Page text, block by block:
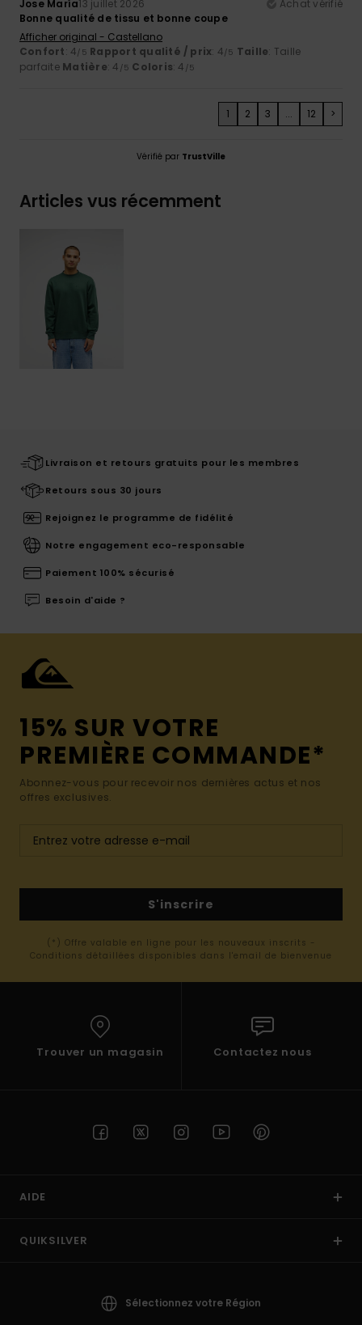
Jose María13 juillet 2026
Achat vérifié
Bonne qualité de tissu et bonne coupe
Afficher original - Castellano
Confort: 4/5 Rapport qualité / prix: 4/5 Taille: Taille
parfaite Matière: 4 /5 Coloris: 4 /5
1 2 3 ... 12 >
Vérifié par TrustVille
Articles vus récemment
Livraison et retours gratuits pour les membres
Retours sous 30 jours
Rejoignez le programme de fidélité
Notre engagement eco-responsable
Paiement 100% sécurisé
Besoin d'aide ?
15% SUR VOTRE
PREMIÈRE COMMANDE*
Abonnez-vous pour recevoir nos dernières actus et nos
offres exclusives.
S'inscrire
(*) Offre valable en ligne pour les nouveaux inscrits -
Conditions détaillées disponibles dans l'email de bienvenue
Trouver un magasin Contactez nous
AIDE
QUIKSILVER
Sélectionnez votre Région